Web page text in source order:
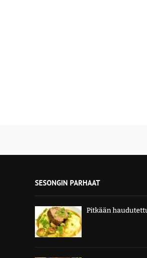
SESONGIN PARHAAT
Pitkään